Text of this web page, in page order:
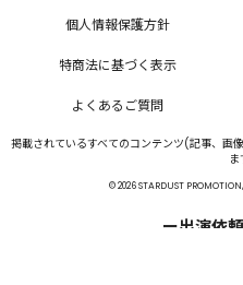
個人情報保護方針
特商法に基づく表示
よくあるご質問
掲載されているすべてのコンテンツ(記事、画
ま
© 2026 STARDUST
ー出演依